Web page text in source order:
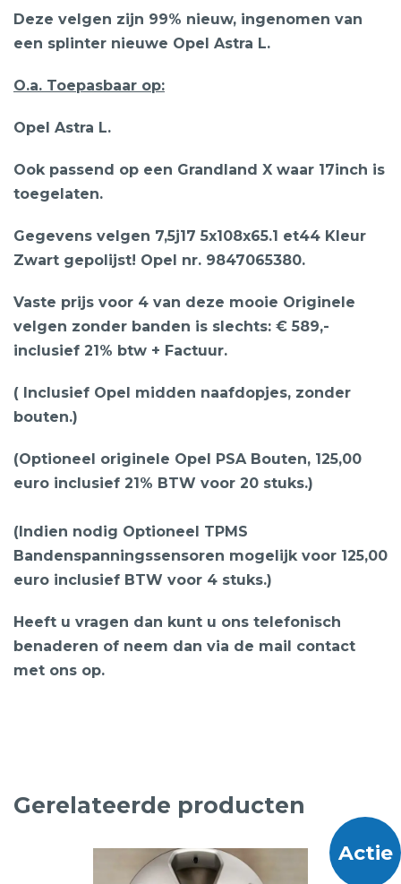
Deze velgen zijn 99% nieuw, ingenomen van
een splinter nieuwe Opel Astra L.
O.a. Toepasbaar op:
Opel Astra L.
Ook passend op een Grandland X waar 17inch is
toegelaten.
Gegevens velgen 7,5j17 5x108x65.1 et44 Kleur
Zwart gepolijst! Opel nr. 9847065380.
Vaste prijs voor 4 van deze mooie Originele
velgen zonder banden is slechts: € 589,-
inclusief 21% btw + Factuur.
( Inclusief Opel midden naafdopjes, zonder
bouten.)
(Optioneel originele Opel PSA Bouten, 125,00
euro inclusief 21% BTW voor 20 stuks.)
(Indien nodig Optioneel TPMS
Bandenspanningssensoren mogelijk voor 125,00
euro inclusief BTW voor 4 stuks.)
Heeft u vragen dan kunt u ons telefonisch
benaderen of neem dan via de mail contact
met ons op.
Gerelateerde producten
Actie